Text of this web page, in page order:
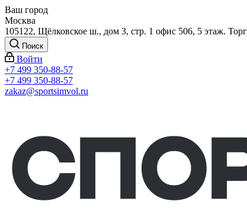
Ваш город
Москва
105122, Щёлковское ш., дом 3, стр. 1 офис 506, 5 этаж.
Поиск
Войти
+7 499 350-88-57
+7 499 350-88-57
zakaz@sportsimvol.ru